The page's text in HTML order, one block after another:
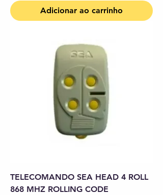
Adicionar ao carrinho
TELECOMANDO SEA HEAD 4 ROLL
868 MHZ ROLLING CODE